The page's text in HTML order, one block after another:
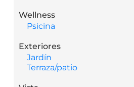
Wellness
Psicina
Exteriores
Jardín
Terraza/patio